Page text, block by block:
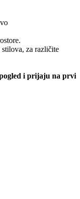
za različite
i prijaju na prvi